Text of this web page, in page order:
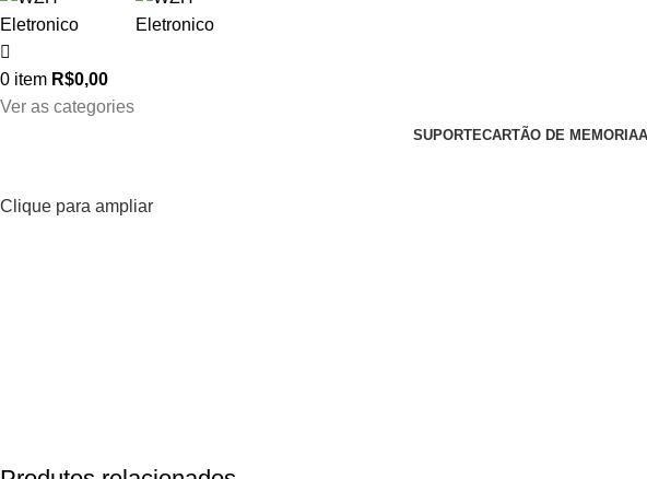
0 item R$0,00
Ver as categories
SUPORTECARTÃO DE MEMORIA
Clique para ampliar